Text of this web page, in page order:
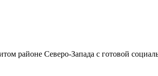
районе Северо‑Запада с готовой